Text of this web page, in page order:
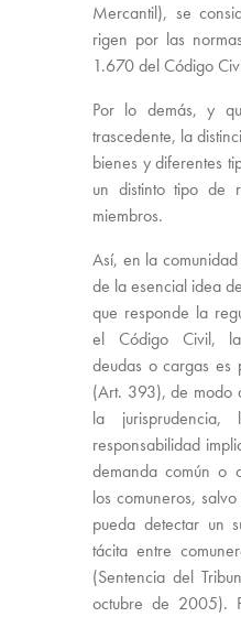
Mercantil), se
rigen por las
1.670 del Código
Por lo demás, y
trascedente, la
bienes y diferentes
un distinto tipo de
miembros.
Así, en la
de la esencial idea
que responde la
el Código Civil,
deudas o cargas es
(Art. 393), de modo
la
responsabilidad
demanda común o
los comuneros,
pueda detectar un
tácita entre
(Sentencia del
octubre de 2005).